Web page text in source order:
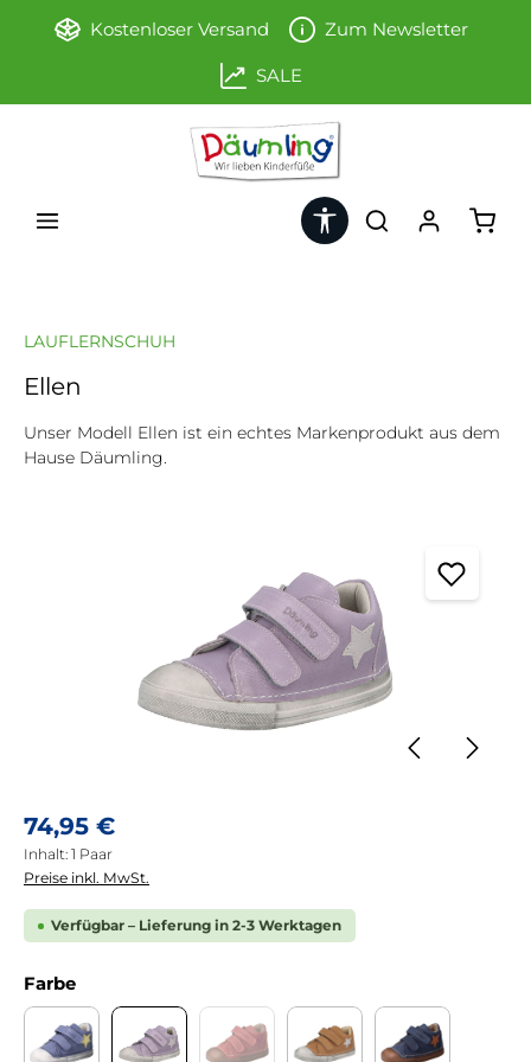
Zum Hauptinhalt springen
Kostenloser Versand Zum Newsletter
SALE
Werkzeugleiste anzeigen
LAUFLERNSCHUH
Ellen
Unser Modell Ellen ist ein echtes Markenprodukt aus dem
Hause Däumling.
Regulärer Preis:
74,95 €
Inhalt: 1 Paar
Preise inkl. MwSt.
Verfügbar – Lieferung in 2-3 Werktagen
Farbeauswählen